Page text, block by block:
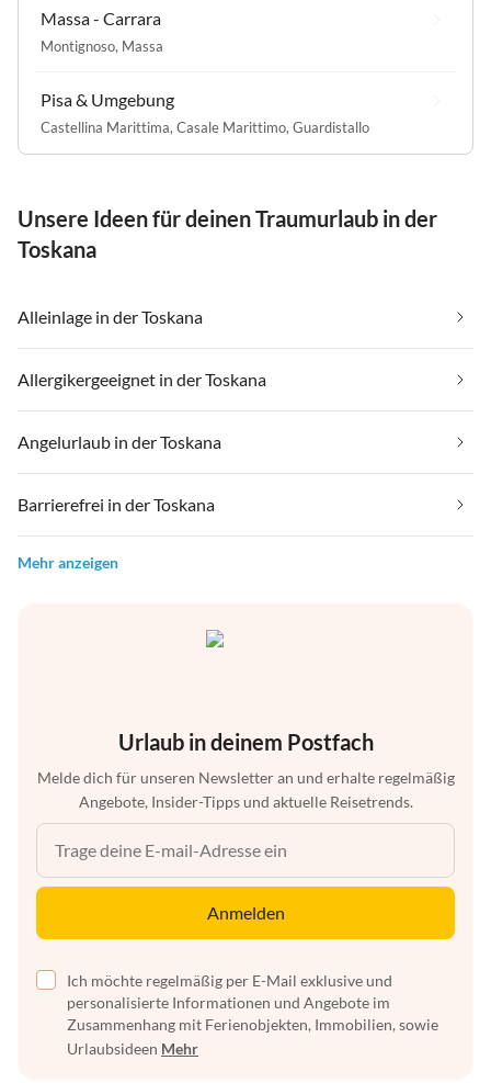
Massa - Carrara
Montignoso, Massa
Pisa & Umgebung
Castellina Marittima, Casale Marittimo, Guardistallo
Unsere Ideen für deinen Traumurlaub in der
Toskana
Alleinlage in der Toskana
Allergikergeeignet in der Toskana
Angelurlaub in der Toskana
Barrierefrei in der Toskana
Mehr anzeigen
Urlaub in deinem Postfach
Melde dich für unseren Newsletter an und erhalte regelmäßig
Angebote, Insider-Tipps und aktuelle Reisetrends.
Anmelden
Ich möchte regelmäßig per E-Mail exklusive und
personalisierte Informationen und Angebote im
Zusammenhang mit Ferienobjekten, Immobilien, sowie
Urlaubsideen Mehr